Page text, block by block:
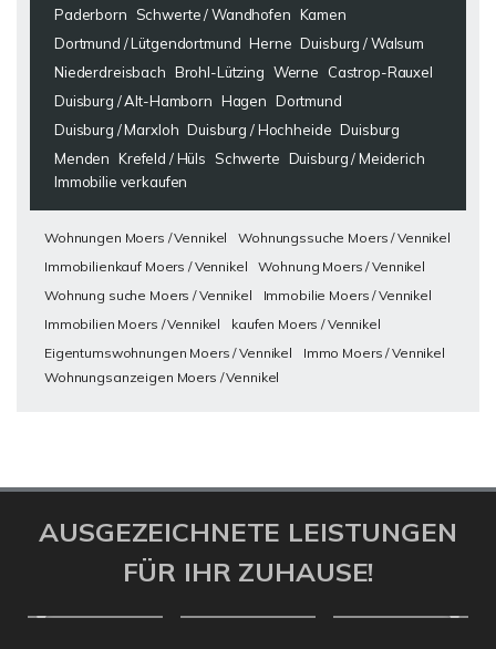
Paderborn
Schwerte / Wandhofen Kamen
Dortmund / Lütgendortmund Herne Duisburg / Walsum
Niederdreisbach Brohl-Lützing Werne
Castrop-Rauxel
Duisburg / Alt-Hamborn Hagen Dortmund
Duisburg / Marxloh Duisburg / Hochheide Duisburg
Menden Krefeld / Hüls Schwerte Duisburg / Meiderich
Immobilie verkaufen
Wohnungen Moers / Vennikel
Wohnungssuche Moers / Vennikel
Immobilienkauf Moers / Vennikel
Wohnung Moers / Vennikel
Wohnung suche Moers / Vennikel
Immobilie Moers / Vennikel
Immobilien Moers / Vennikel
kaufen Moers / Vennikel
Eigentumswohnungen Moers / Vennikel
Immo Moers / Vennikel
Wohnungsanzeigen Moers / Vennikel
AUSGEZEICHNETE LEISTUNGEN
FÜR IHR ZUHAUSE!